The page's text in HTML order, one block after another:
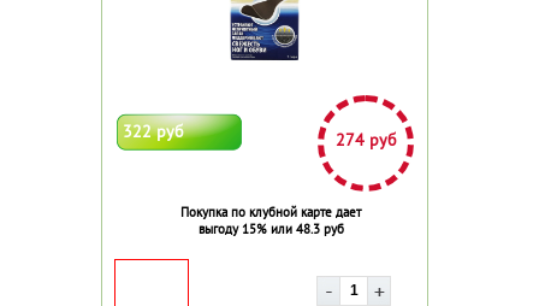
322 руб 274 руб
Покупка по клубной карте дает
выгоду 15% или 48.3 руб